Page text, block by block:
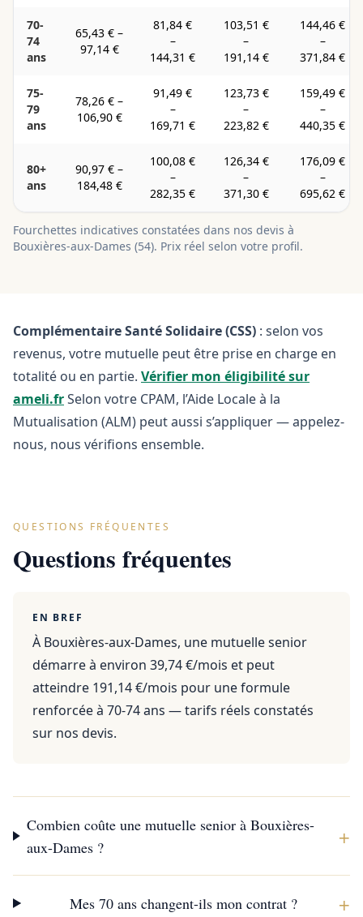
70-
74
ans
65,43 € –
97,14 €
81,84 €
–
144,31 €
103,51 €
–
191,14 €
144,46 €
–
371,84 €
75-
79
ans
78,26 € –
106,90 €
91,49 €
–
169,71 €
123,73 €
–
223,82 €
159,49 €
–
440,35 €
80+
ans
90,97 € –
184,48 €
100,08 €
–
282,35 €
126,34 €
–
371,30 €
176,09 €
–
695,62 €
Fourchettes indicatives constatées dans nos devis à
Bouxières-aux-Dames (54). Prix réel selon votre profil.
Complémentaire Santé Solidaire (CSS) : selon vos
revenus, votre mutuelle peut être prise en charge en
totalité ou en partie. Vérifier mon éligibilité sur
ameli.frSelon votre CPAM, l’Aide Locale à la
Mutualisation (ALM) peut aussi s’appliquer — appelez-
nous, nous vérifions ensemble.
QUESTIONS FRÉQUENTES
Questions fréquentes
EN BREF
À Bouxières-aux-Dames, une mutuelle senior
démarre à environ 39,74 €/mois et peut
atteindre 191,14 €/mois pour une formule
renforcée à 70-74 ans — tarifs réels constatés
sur nos devis.
Combien coûte une mutuelle senior à Bouxières-
aux-Dames ?
+
Mes 70 ans changent-ils mon contrat ? +